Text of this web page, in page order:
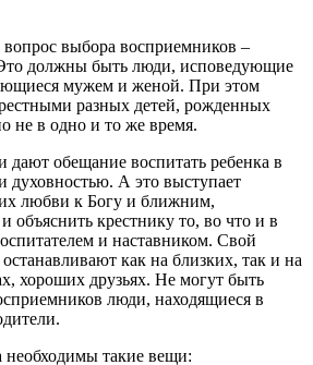
выбора восприемников –
должны быть люди, исповедующие
мужем и женой. При этом
разных детей, рожденных
не в одно и то же время.
обещание воспитать ребенка в
духовностью. А это выступает
любви к Богу и ближним,
объяснить крестнику то, во что и в
и наставником. Свой
как на близких, так и на
хороших друзьях. Не могут быть
люди, находящиеся в
необходимы такие вещи: